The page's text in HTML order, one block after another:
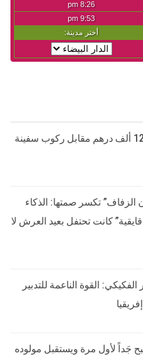
تجارة الأوهام الأكاديمية: عندما تدفع 120 ألف درهم مقابل ركوب سفينة
تكسر صمتها: الذكاء
كانت تحتفل بعيد العرش لا
القوة الناعمة للتدبير
جَداً لأول مرة ويستقبل مولوده